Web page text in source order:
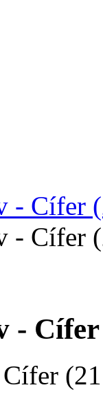
- Cífer
- Cífer
- Cífer